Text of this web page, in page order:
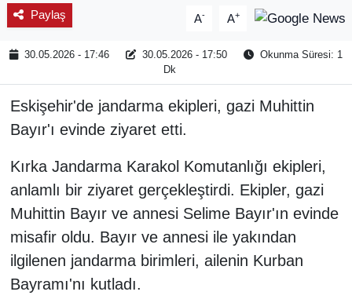
Paylaş A- A+
30.05.2026 - 17:46 30.05.2026 - 17:50
Okunma Süresi: 1
Dk
Eskişehir'de jandarma ekipleri, gazi Muhittin
Bayır'ı evinde ziyaret etti.
Kırka Jandarma Karakol Komutanlığı ekipleri,
anlamlı bir ziyaret gerçekleştirdi. Ekipler, gazi
Muhittin Bayır ve annesi Selime Bayır'ın evinde
misafir oldu. Bayır ve annesi ile yakından
ilgilenen jandarma birimleri, ailenin Kurban
Bayramı'nı kutladı.